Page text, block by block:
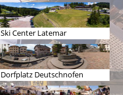
Ski Center Latemar
Dorfplatz Deutschnofen